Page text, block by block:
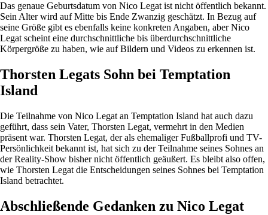
Das genaue Geburtsdatum von Nico Legat ist nicht öffentlich bekannt.
Sein Alter wird auf Mitte bis Ende Zwanzig geschätzt. In Bezug auf
seine Größe gibt es ebenfalls keine konkreten Angaben, aber Nico
Legat scheint eine durchschnittliche bis überdurchschnittliche
Körpergröße zu haben, wie auf Bildern und Videos zu erkennen ist.
Thorsten Legats Sohn bei Temptation
Island
Die Teilnahme von Nico Legat an Temptation Island hat auch dazu
geführt, dass sein Vater, Thorsten Legat, vermehrt in den Medien
präsent war. Thorsten Legat, der als ehemaliger Fußballprofi und TV-
Persönlichkeit bekannt ist, hat sich zu der Teilnahme seines Sohnes an
der Reality-Show bisher nicht öffentlich geäußert. Es bleibt also offen,
wie Thorsten Legat die Entscheidungen seines Sohnes bei Temptation
Island betrachtet.
Abschließende Gedanken zu Nico Legat